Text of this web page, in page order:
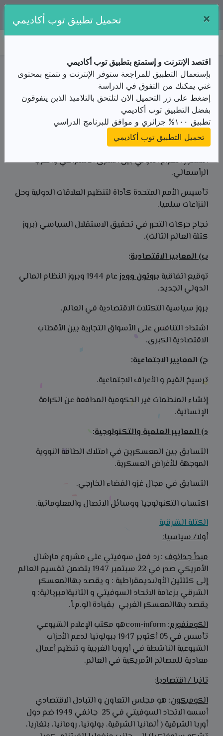
ملخص الدرس / الثالثة ثانوي/تاريخ و جغرافيا/تطور العالم
في ظل الثنائية القطبية/بروز الصراع و تشكل العالم
الملخص
من الأستاذ(ة) زغبة عبد المالك
معايير تشكل العالم بعد الحرب العالمية الثانية
ا) المعايير التاريخية
استمرار الصراع الدولي بين الشرق الاشتراكي والغرب
الرأسمالي.
تأسيس الأمم المتحدة كأداة لتنظيم العلاقات الدولية وحل
النزاعات سلميا.
نجاح حركات التحرر في تحقيق الاستقلال السياسي (بروز
كتلة العالم الثالث).
ب) المعايير الاقتصادية:
توقيع اتفاقية بروتون وودز
عام 1944 وبروز النظام المالي
الدولي الجديد.
بروز سياسية التكتلات الاقتصادية في العالم.
اشتداد التنافس على الأسواق التجارية بين الأقطاب
الاقتصادية الكبرى.
ج) المعايير الاجتماعية:
ترسيخ القيم و الأعراف الاجتماعية.
إنشاء المنظمات غير الحكومية المدافعة عن الكرامة
الإنسانية.
د) المعايير العلمية والتكنولوجية:
التسابق بين المعسكرين في امتلاك الطاقة النووية
الموجهة للأغراض العسكرية.
التسابق في مجال غزو الفضاء الخارجي.
اكتساب التكنولوجيا ووسائل الاتصال والمعلوماتية.
الكتلة الشرقية
أولا/ سياسيا:
مبدأ جدانوف : رد فعل سوفيتي على مشروع مارشال
الأمريكي صدر في 22 سبتمبر 1947 يتضمن تقسيم العالم
إلى كتلتين الأولىديمقراطية : و يقصد بهاالمعسكر
الشرقي بزعامة الاتحاد السوفيتي و الثانيةامبريالية: و
يقصد بهاالمعسكر الغربي بقيادة الو.م.أ.
الكومنفورم
: com-informهو مكتب الإعلام الشيوعي
تأسس في 05 أكتوبر 1947 ببولونيا لدعم الأحزاب
الشيوعية الناشطة في أوروبا الغربية و تنظيم أعمال
معادية للمصالح الأمريكية في العالم.
ثانيا / اقتصاديا:
الكوميكون: هو مجلس التعاون و التبادل الاقتصادي
أسسه الاتحاد السوفيتي في 25 جانفي 1949 ضم دول
أوربا الشرقية ( ألمانيا الشرقية، بولونيا، رومانيا، بلغاريا،
تحميل تطبيق توب أكاديمي ×
اقتصد الإنترنت و إستمتع بتطبيق توب أكاديمي
بإستعمال التطبيق للمراجعة ستوفر الإنترنت و تتمتع بمحتوى
غني يمكنك من التفوق في الدراسة
إضغط على زر التحميل الان لتلتحق بالتلاميذ الذين يتفوقون
بفضل التطبيق توب أكاديمي
تطبيق ١٠٠% جزائري و موافق للبرنامج الدراسي
تحميل التطبيق توب أكاديمي